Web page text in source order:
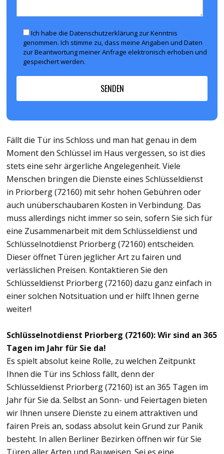
Ich habe die Datenschutzerklärung zur Kenntnis
genommen. Ich stimme zu, dass meine Angaben und Daten
zur Beantwortung meiner Anfrage elektronisch erhoben und
gespeichert werden.
Fällt die Tür ins Schloss und man hat genau in dem
Moment den Schlüssel im Haus vergessen, so ist dies
stets eine sehr ärgerliche Angelegenheit. Viele
Menschen bringen die Dienste eines Schlüsseldienst
in Priorberg (72160) mit sehr hohen Gebühren oder
auch unüberschaubaren Kosten in Verbindung. Das
muss allerdings nicht immer so sein, sofern Sie sich für
eine Zusammenarbeit mit dem Schlüsseldienst und
Schlüsselnotdienst Priorberg (72160) entscheiden.
Dieser öffnet Türen jeglicher Art zu fairen und
verlässlichen Preisen. Kontaktieren Sie den
Schlüsseldienst Priorberg (72160) dazu ganz einfach in
einer solchen Notsituation und er hilft Ihnen gerne
weiter!
Schlüsselnotdienst Priorberg (72160): Wir sind an 365
Tagen im Jahr für Sie da!
Es spielt absolut keine Rolle, zu welchen Zeitpunkt
Ihnen die Tür ins Schloss fällt, denn der
Schlüsseldienst Priorberg (72160) ist an 365 Tagen im
Jahr für Sie da. Selbst an Sonn- und Feiertagen bieten
wir Ihnen unsere Dienste zu einem attraktiven und
fairen Preis an, sodass absolut kein Grund zur Panik
besteht. In allen Berliner Bezirken öffnen wir für Sie